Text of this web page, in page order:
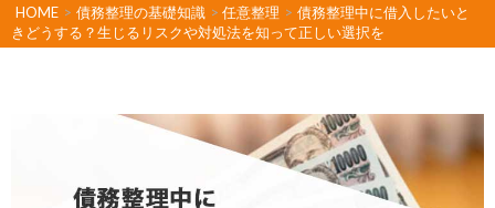
HOME > 債務整理の基礎知識 > 任意整理 > 債務整理中に借入したいと
きどうする？生じるリスクや対処法を知って正しい選択を